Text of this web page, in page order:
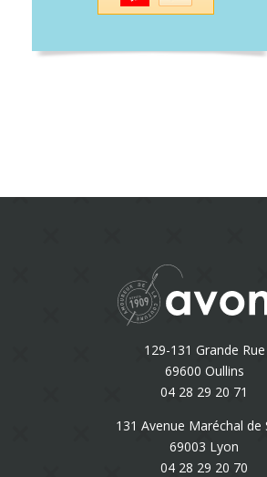
129-131 Grande Rue
69600 Oullins
04 28 29 20 71
131 Avenue Maréchal de
69003 Lyon
04 28 29 20 70